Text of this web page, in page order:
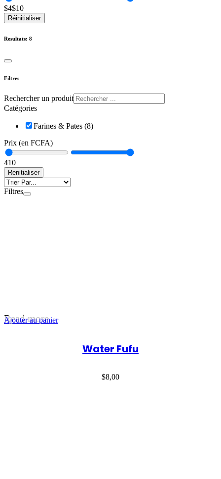
$4$10
Réinitialiser
Resultats: 8
Filtres
Rechercher un produit
Catégories
Farines & Pates (8)
Prix (en FCFA)
410
Renitialiser
Filtres
Read more
Ajouter au panier
Water Fufu
$8,00